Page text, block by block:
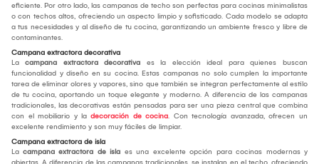
eficiente. Por otro lado, las campanas de techo son perfectas para cocinas minimalistas
o con techos altos, ofreciendo un aspecto limpio y sofisticado. Cada modelo se adapta
a tus necesidades y al diseño de tu cocina, garantizando un ambiente fresco y libre de
contaminantes.
Campana extractora decorativa
La campana extractora decorativa es la elección ideal para quienes buscan
funcionalidad y diseño en su cocina. Estas campanas no solo cumplen la importante
tarea de eliminar olores y vapores, sino que también se integran perfectamente al estilo
de tu cocina, aportando un toque elegante y moderno. A diferencia de las campanas
tradicionales, las decorativas están pensadas para ser una pieza central que combina
con el mobiliario y la decoración de cocina. Con tecnología avanzada, ofrecen un
excelente rendimiento y son muy fáciles de limpiar.
Campana extractora de isla
La campana extractora de isla es una excelente opción para cocinas modernas y